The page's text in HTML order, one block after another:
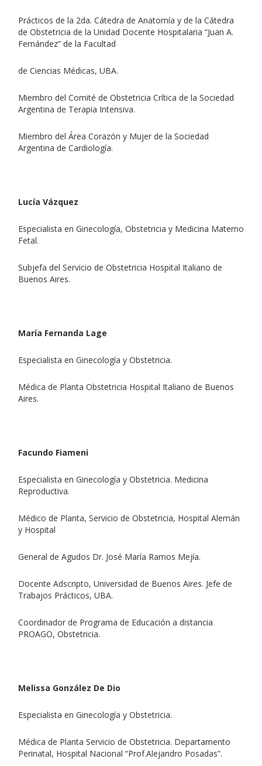
Prácticos de la 2da. Cátedra de Anatomía y de la Cátedra
de Obstetricia de la Unidad Docente Hospitalaria “Juan A.
Fernández” de la Facultad
de Ciencias Médicas, UBA.
Miembro del Comité de Obstetricia Crítica de la Sociedad
Argentina de Terapia Intensiva.
Miembro del Área Corazón y Mujer de la Sociedad
Argentina de Cardiología.
Lucía Vázquez
Especialista en Ginecología, Obstetricia y Medicina Materno
Fetal.
Subjefa del Servicio de Obstetricia Hospital Italiano de
Buenos Aires.
María Fernanda Lage
Especialista en Ginecología y Obstetricia.
Médica de Planta Obstetricia Hospital Italiano de Buenos
Aires.
Facundo Fiameni
Especialista en Ginecología y Obstetricia. Medicina
Reproductiva.
Médico de Planta, Servicio de Obstetricia, Hospital Alemán
y Hospital
General de Agudos Dr. José María Ramos Mejía.
Docente Adscripto, Universidad de Buenos Aires. Jefe de
Trabajos Prácticos, UBA.
Coordinador de Programa de Educación a distancia
PROAGO, Obstetricia.
Melissa González De Dio
Especialista en Ginecología y Obstetricia.
Médica de Planta Servicio de Obstetricia. Departamento
Perinatal, Hospital Nacional “Prof.Alejandro Posadas”.